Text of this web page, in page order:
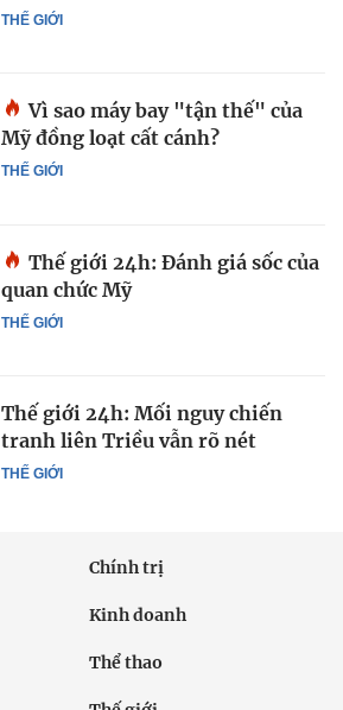
THẾ GIỚI
THẾ GIỚI
Vì sao máy bay "tận thế" của
Mỹ đồng loạt cất cánh?
THẾ GIỚI
Thế giới 24h: Đánh giá sốc của
quan chức Mỹ
THẾ GIỚI
Thế giới 24h: Mối nguy chiến
tranh liên Triều vẫn rõ nét
Chính trị
Kinh doanh
Thể thao